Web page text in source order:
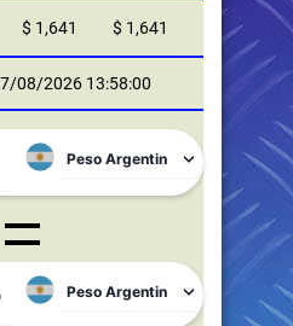
$ 1,641 $ 1,641
08/2026 13:58:00